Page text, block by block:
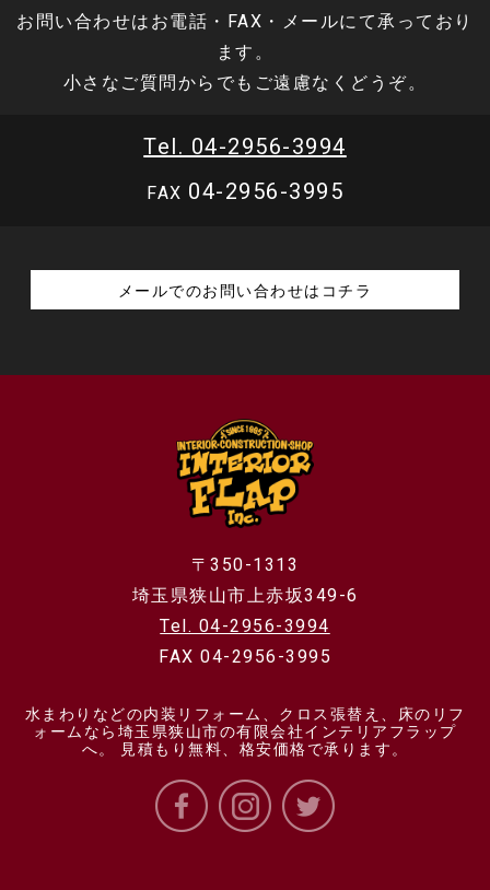
お問い合わせはお電話・FAX・メールにて承っており
ます。
小さなご質問からでもご遠慮なくどうぞ。
Tel. 04-2956-3994
FAX 04-2956-3995
メールでのお問い合わせはコチラ
〒350-1313
埼玉県狭山市上赤坂349-6
Tel. 04-2956-3994
FAX 04-2956-3995
水まわりなどの内装リフォーム、クロス張替え、床のリフ
ォームなら埼玉県狭山市の有限会社インテリアフラップ
へ。 見積もり無料、格安価格で承ります。